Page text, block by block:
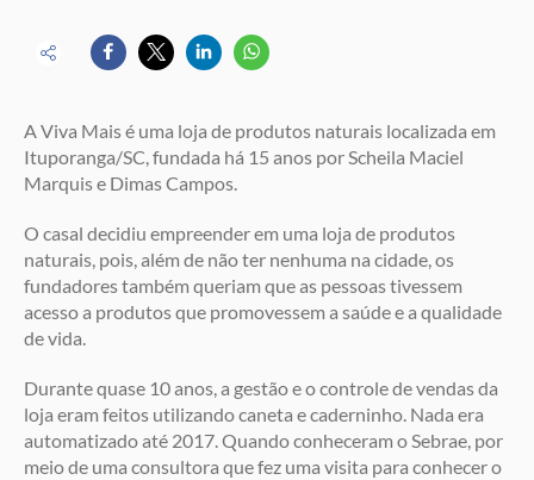
A Viva Mais é uma loja de produtos naturais localizada em
Ituporanga/SC, fundada há 15 anos por Scheila Maciel
Marquis e Dimas Campos.
O casal decidiu empreender em uma loja de produtos
naturais, pois, além de não ter nenhuma na cidade, os
fundadores também queriam que as pessoas tivessem
acesso a produtos que promovessem a saúde e a qualidade
de vida.
Durante quase 10 anos, a gestão e o controle de vendas da
loja eram feitos utilizando caneta e caderninho. Nada era
automatizado até 2017. Quando conheceram o Sebrae, por
meio de uma consultora que fez uma visita para conhecer o